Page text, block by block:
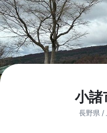
小諸
長野県 /